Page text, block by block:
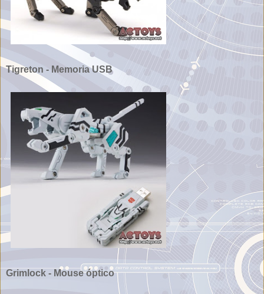
Tigreton - Memoria USB
Grimlock - Mouse óptico